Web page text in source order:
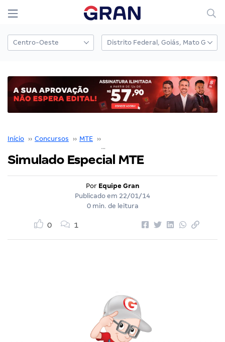
Início ›› Concursos ›› MTE ››
Simulado Especial MTE
Por Equipe Gran
Publicado em 22/01/14
0 min. de leitura
0 1